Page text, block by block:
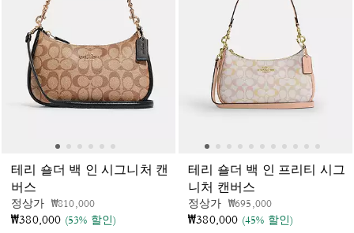
테리 숄더 백 인 시그니처 캔
버스
정상가 가격 인하 전
₩810,000인하됨
₩380,000 (53% 할인)
테리 숄더 백 인 프리티 시그
니처 캔버스
정상가 가격 인하 전
₩695,000인하됨
₩380,000 (45% 할인)